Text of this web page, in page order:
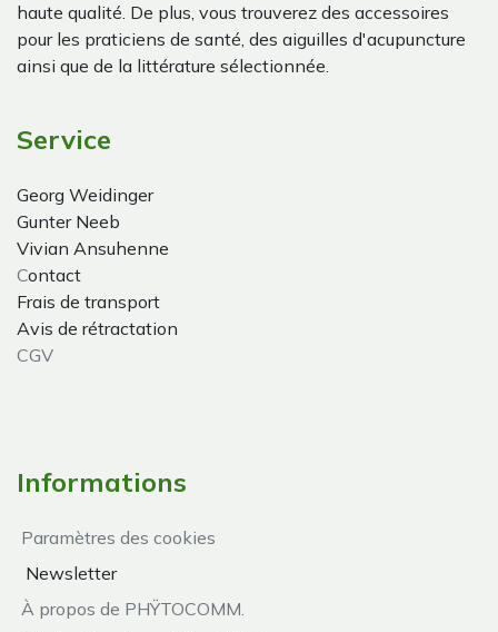
haute qualité. De plus, vous trouverez des accessoires
pour les praticiens de santé, des aiguilles d'acupuncture
ainsi que de la littérature sélectionnée.
Service
Georg Weidinger
Gunter Neeb
Vivian Ansuhenne
Contact
Frais de transport
Avis de rétractation
CGV
Informations
Paramètres des cookies
Newsletter
À propos de PHŸTOCOMM.